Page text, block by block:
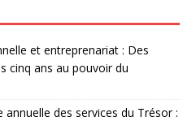
et entreprenariat : Des
cinq ans au pouvoir du
des services du Trésor :